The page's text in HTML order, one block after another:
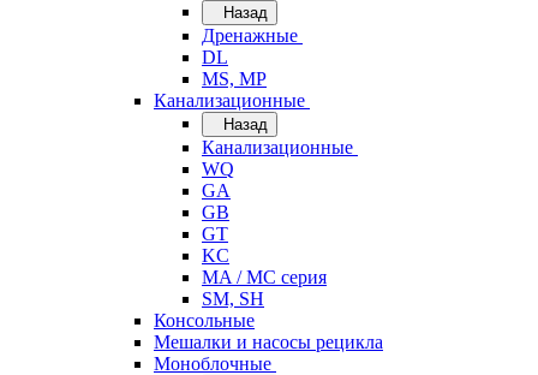
Назад
Дренажные
DL
MS, MP
Канализационные
Назад
Канализационные
WQ
GA
GB
GT
KC
MA / MC серия
SM, SH
Консольные
Мешалки и насосы рецикла
Моноблочные